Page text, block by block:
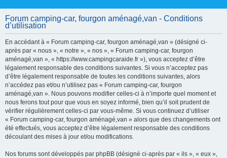
Forum camping-car, fourgon aménagé,van - Conditions
d’utilisation
En accédant à « Forum camping-car, fourgon aménagé,van » (désigné ci-
après par « nous », « notre », « nos », « Forum camping-car, fourgon
aménagé,van », « https://www.campingcaraide.fr »), vous acceptez d’être
légalement responsable des conditions suivantes. Si vous n’acceptez pas
d’être légalement responsable de toutes les conditions suivantes, alors
n’accédez pas et/ou n’utilisez pas « Forum camping-car, fourgon
aménagé,van ». Nous pouvons modifier celles-ci à n’importe quel moment et
nous ferons tout pour que vous en soyez informé, bien qu’il soit prudent de
vérifier régulièrement celles-ci par vous-même. Si vous continuez d’utiliser
« Forum camping-car, fourgon aménagé,van » alors que des changements ont
été effectués, vous acceptez d’être légalement responsable des conditions
découlant des mises à jour et/ou modifications.
Nos forums sont développés par phpBB (désigné ci-après par « ils », « eux »,